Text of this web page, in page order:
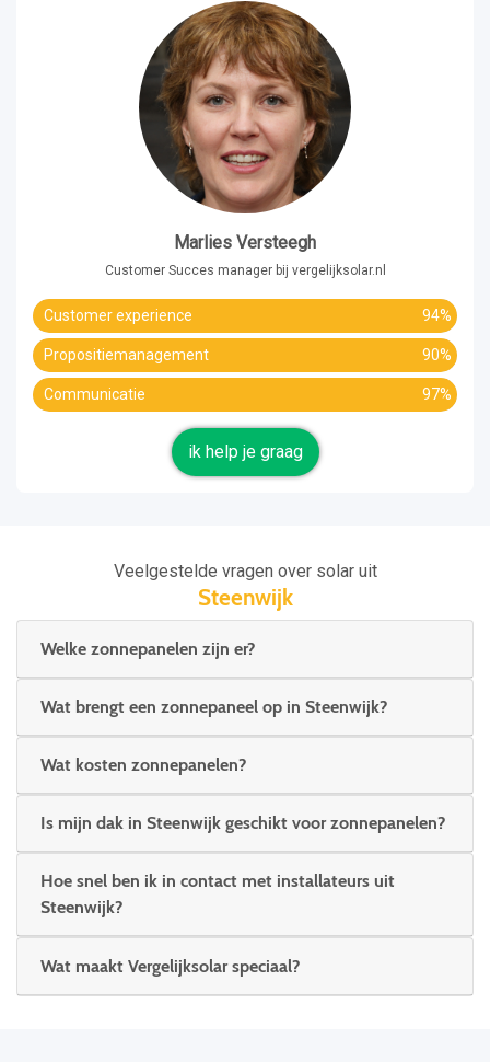
Marlies Versteegh
Customer Succes manager bij vergelijksolar.nl
Customer experience 94%
Propositiemanagement 90%
Communicatie 97%
ik help je graag
Veelgestelde vragen over solar uit
Steenwijk
Welke zonnepanelen zijn er?
Wat brengt een zonnepaneel op in Steenwijk?
Wat kosten zonnepanelen?
Is mijn dak in Steenwijk geschikt voor zonnepanelen?
Hoe snel ben ik in contact met installateurs uit
Steenwijk?
Wat maakt Vergelijksolar speciaal?